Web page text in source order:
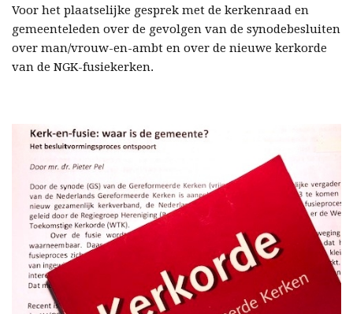
Voor het plaatselijke gesprek met de kerkenraad en
gemeenteleden over de gevolgen van de synodebesluiten
over man/vrouw-en-ambt en over de nieuwe kerkorde
van de NGK-fusiekerken.